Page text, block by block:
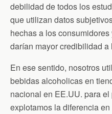
debilidad de todos los
que utilizan datos
hechas a los consumidores
darían mayor credibilidad a
En ese sentido, nosotros
bebidas alcoholicas en
nacional en EE.UU. para
explotamos la diferencia